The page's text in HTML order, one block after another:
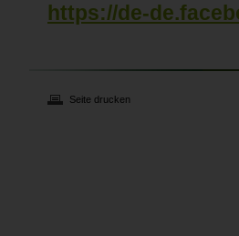
https://de-
Seite drucken